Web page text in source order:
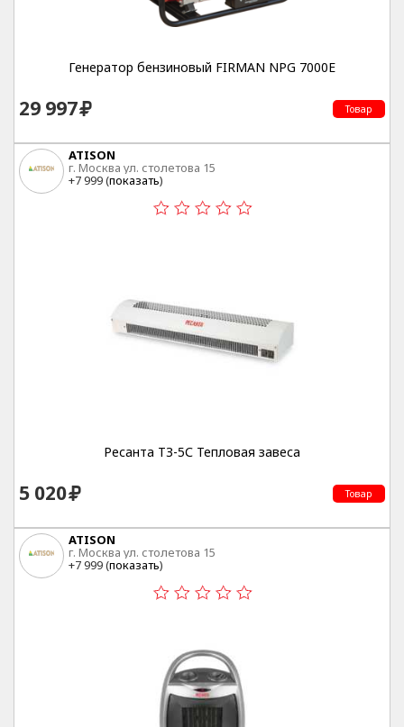
Генератор бензиновый FIRMAN NPG 7000E
29 997 Товар
ATISON
г. Москва ул. столетова 15
+7 999 (показать)
Ресанта ТЗ-5С Тепловая завеса
5 020 Товар
ATISON
г. Москва ул. столетова 15
+7 999 (показать)